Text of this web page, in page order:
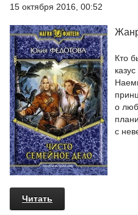
15 октября 2016, 00:52
Кто
о
с
Читать